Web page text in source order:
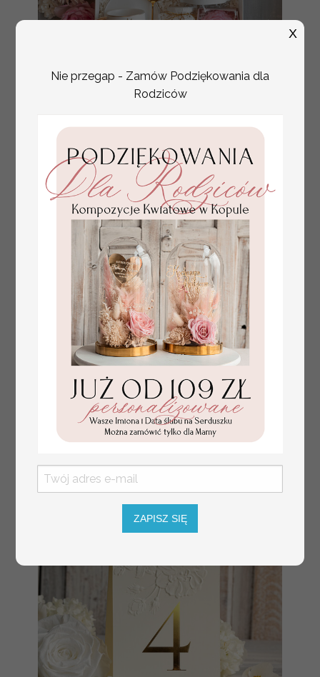
Fajne pomysły na prezent dla
zestawy prezentowe dla Mamy
tłoczone winietki ślubne,
ślubne wizytówki winietki
na stół weselny, złote
lub srebrne napisy
tłoczone kwiaty na
winietkach ślubnych
Promocja:
2.4 PLN/ 3.00 PLN
Nie przegap - Zamów Podziękowania dla
Rodziców
ZAPISZ SIĘ
X